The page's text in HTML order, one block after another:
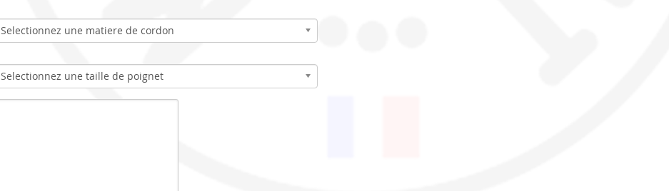
Selectionnez une matiere de cordon
Selectionnez une taille de poignet